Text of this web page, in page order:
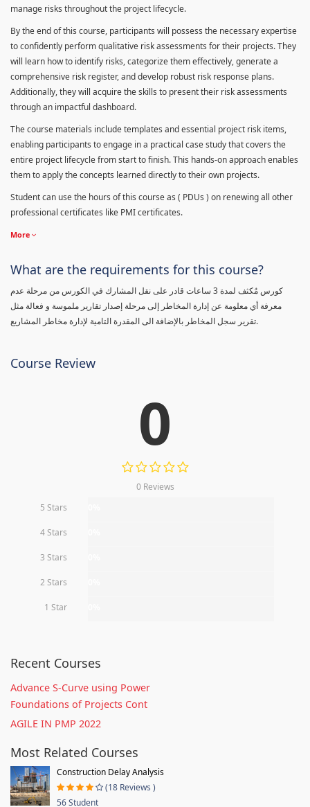
manage risks throughout the project lifecycle.
By the end of this course, participants will possess the necessary expertise
to confidently perform qualitative risk assessments for their projects. They
will learn how to identify risks, categorize them effectively, generate a
comprehensive risk register, and develop robust risk response plans.
Additionally, they will acquire the skills to present their risk assessments
through an impactful dashboard.
The course materials include templates and essential project risk items,
enabling participants to engage in a practical case study that covers the
entire project lifecycle from start to finish. This hands-on approach enables
them to apply the concepts learned directly to their own projects.
Student can use the hours of this course as ( PDUs ) on renewing all other
professional certificates like PMI certificates.
More
What are the requirements for this course?
كورس مٌكثف لمدة 3 ساعات قادر على نقل المشارك في الكورس من مرحلة عدم
معرفة أي معلومة عن إدارة المخاطر إلى مرحلة إصدار تقارير ملموسة و فعالة مثل
تقرير سجل المخاطر بالإضافة الى المقدرة التامية لإدارة مخاطر المشاريع.
Course Review
0
0 Reviews
5 Stars
4 Stars
3 Stars
2 Stars
1 Star
Recent Courses
Advance S-Curve using Power
Foundations of Projects Cont
AGILE IN PMP 2022
Most Related Courses
Construction Delay Analysis
(18 Reviews )
56 Student